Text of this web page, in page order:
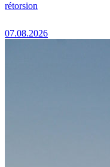
rétorsion
07.08.2026